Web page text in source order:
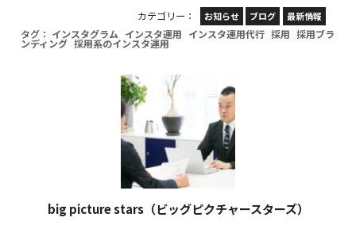
カテゴリー： お知らせ ブログ 最新情報
タグ： インスタグラム インスタ運用 インスタ運用代行 採用 採用ブラ
ンディング 採用系のインスタ運用
big picture stars（ビッグピクチャースターズ）